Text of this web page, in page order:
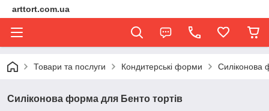
arttort.com.ua
Товари та послуги Кондитерські форми Силіконова
Силіконова форма для Бенто тортів